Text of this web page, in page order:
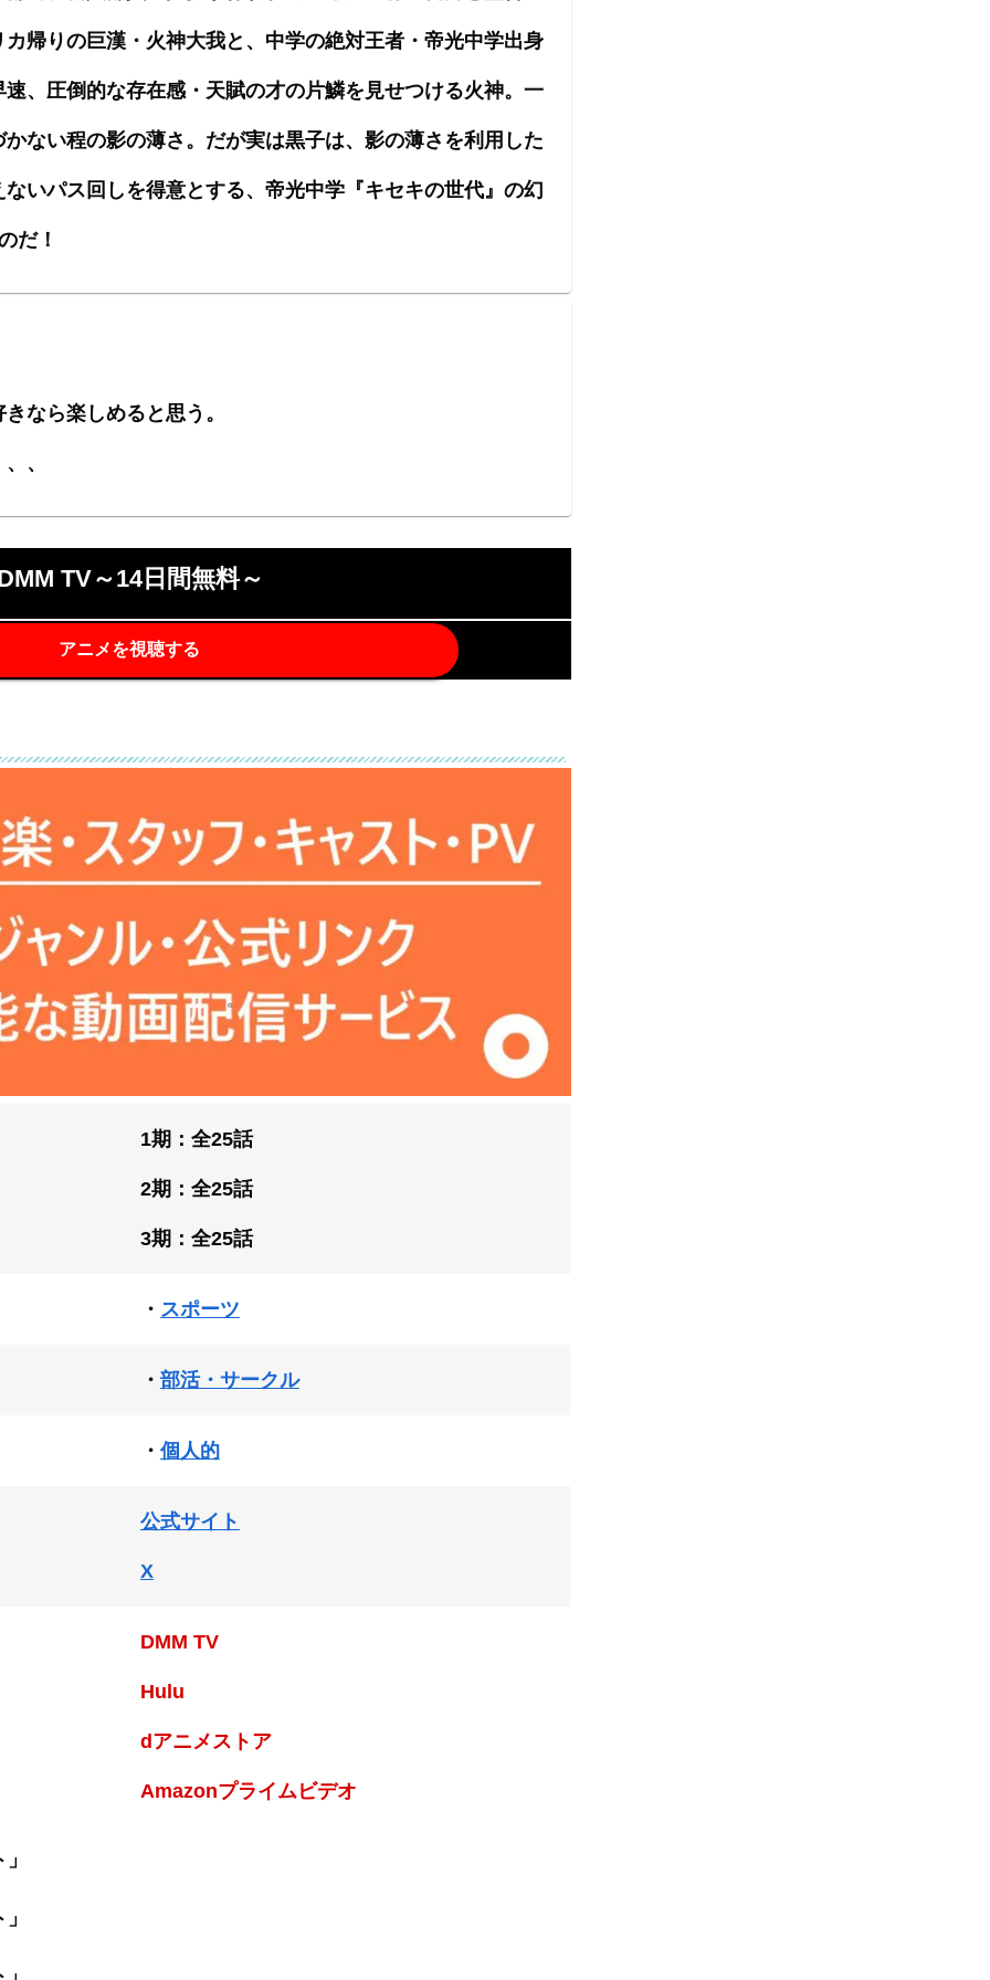
帰りの巨漢・火神大我と、中学の絶対王者・帝光中学出身
、圧倒的な存在感・天賦の才の片鱗を見せつける火神。一
ない程の影の薄さ。だが実は黒子は、影の薄さを利用した
いパス回しを得意とする、帝光中学『キセキの世代』の幻
だ！
なら楽しめると思う。
、
TV～14日間無料～
アニメを視聴する
1期：全25話
2期：全25話
3期：全25話
・ スポーツ
・ 部活・サークル
・ 個人的
公式サイト
X
DMM TV
Hulu
dアニメストア
Amazonプライムビデオ